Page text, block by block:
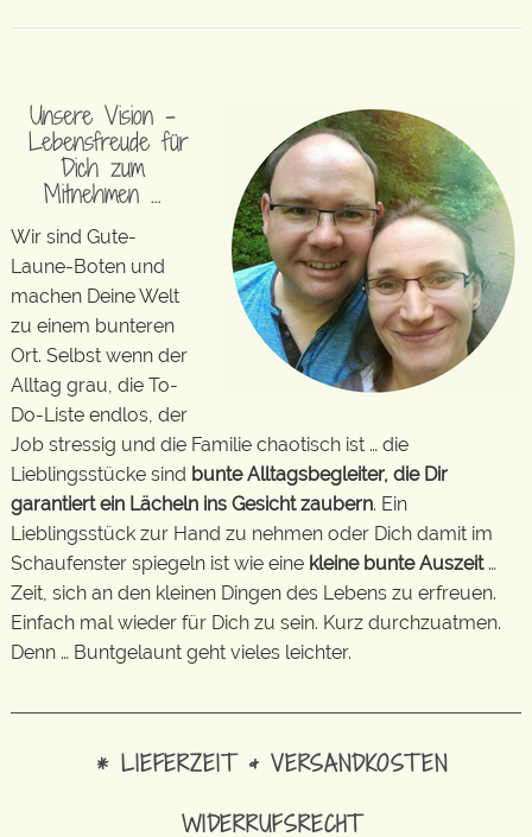
Unsere Vision –
Lebensfreude für
Dich zum
Mitnehmen …
Wir sind Gute-
Laune-Boten und
machen Deine Welt
zu einem bunteren
Ort. Selbst wenn der
Alltag grau, die To-
Do-Liste endlos, der
Job stressig und die Familie chaotisch ist … die
Lieblingsstücke sind bunte Alltagsbegleiter, die Dir
garantiert ein Lächeln ins Gesicht zaubern. Ein
Lieblingsstück zur Hand zu nehmen oder Dich damit im
Schaufenster spiegeln ist wie eine kleine bunte Auszeit…
Zeit, sich an den kleinen Dingen des Lebens zu erfreuen.
Einfach mal wieder für Dich zu sein. Kurz durchzuatmen.
Denn … Buntgelaunt geht vieles leichter.
* LIEFERZEIT & VERSANDKOSTEN
WIDERRUFSRECHT